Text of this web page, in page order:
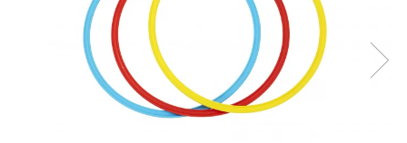
Biciclete si Triciclete